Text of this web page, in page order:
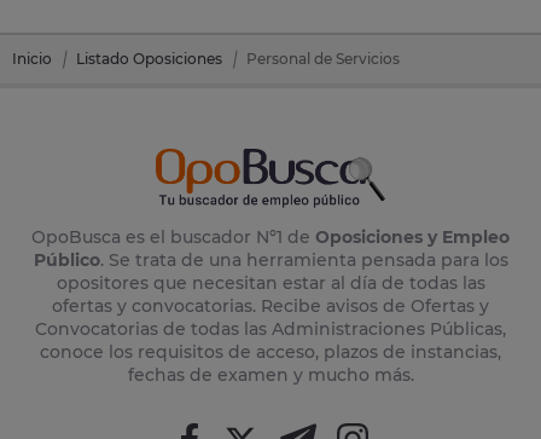
Inicio Listado Oposiciones Personal de Servicios
OpoBusca es el buscador Nº1 de Oposiciones y Empleo
Público. Se trata de una herramienta pensada para los
opositores que necesitan estar al día de todas las
ofertas y convocatorias. Recibe avisos de Ofertas y
Convocatorias de todas las Administraciones Públicas,
conoce los requisitos de acceso, plazos de instancias,
fechas de examen y mucho más.